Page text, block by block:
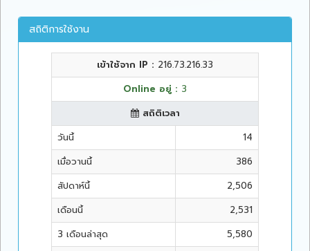
สถิติการใช้งาน
เข้าใช้จาก IP : 216.73.216.33
Online อยู่ : 3
สถิติเวลา
วันนี้
14
เมื่อวานนี้
386
สัปดาห์นี้
2,506
เดือนนี้
2,531
3 เดือนล่าสุด
5,580